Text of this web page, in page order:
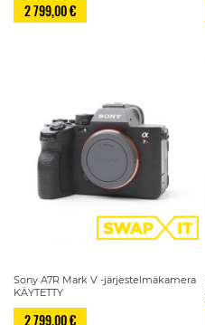
2 799,00 €
Sony A7R Mark V -järjestelmäkamera
KÄYTETTY
2 799,00 €